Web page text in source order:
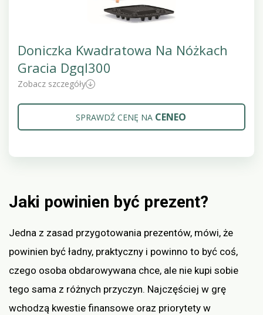
Doniczka Kwadratowa Na Nóżkach
Gracia Dgql300
Zobacz szczegóły
SPRAWDŹ CENĘ NA CENEO
Jaki powinien być prezent?
Jedna z zasad przygotowania prezentów, mówi, że
powinien być ładny, praktyczny i powinno to być coś,
czego osoba obdarowywana chce, ale nie kupi sobie
tego sama z różnych przyczyn. Najczęściej w grę
wchodzą kwestie finansowe oraz priorytety w